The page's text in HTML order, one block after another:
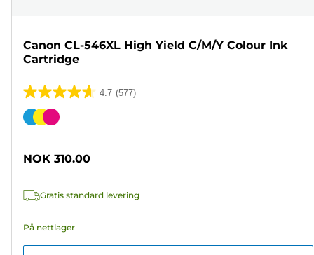
Canon CL-546XL High Yield C/M/Y Colour Ink
Cartridge
4.7 (577)
4.7
av
577
Fargekassett
NOK 310.00
Gratis standard levering
På nettlager